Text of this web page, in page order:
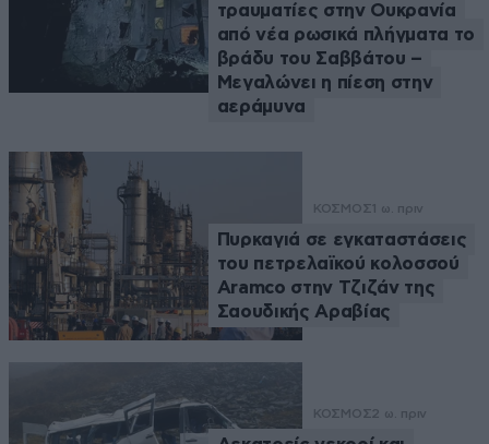
τραυματίες στην Ουκρανία
από νέα ρωσικά πλήγματα το
βράδυ του Σαββάτου –
Μεγαλώνει η πίεση στην
αεράμυνα
ΚΟΣΜΟΣ 1 ω. πριν
Πυρκαγιά σε εγκαταστάσεις
του πετρελαϊκού κολοσσού
Aramco στην Τζιζάν της
Σαουδικής Αραβίας
ΚΟΣΜΟΣ2 ω. πριν